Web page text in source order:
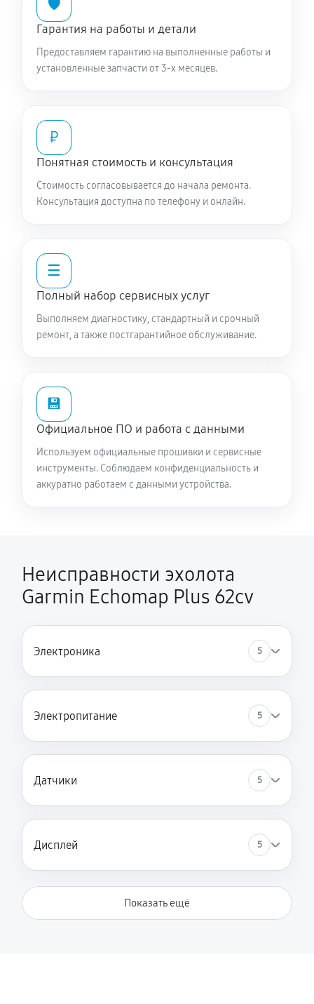
🛡️
Гарантия на работы и детали
Предоставляем гарантию на выполненные работы и
установленные запчасти от 3-х месяцев.
₽
Понятная стоимость и консультация
Стоимость согласовывается до начала ремонта.
Консультация доступна по телефону и онлайн.
☰
Полный набор сервисных услуг
Выполняем диагностику, стандартный и срочный
ремонт, а также постгарантийное обслуживание.
💾
Официальное ПО и работа с данными
Используем официальные прошивки и сервисные
инструменты. Соблюдаем конфиденциальность и
аккуратно работаем с данными устройства.
Неисправности эхолота
Garmin Echomap Plus 62cv
Электроника 5
Электропитание 5
Датчики 5
Дисплей 5
Показать ещё